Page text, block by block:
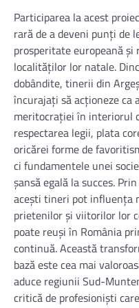
Participarea la acest
rară de a deveni punți de
prosperitate europeană
localităților lor natale.
dobândite, tinerii din
încurajați să acționeze ca
meritocrației în interiorul
respectarea legii, plata
oricărei forme de
ci fundamentele unei
șansă egală la succes.
acești tineri pot influența
prietenilor și viitorilor lor
poate reuși în România
continuă. Această
bază este cea mai
aduce regiunii Sud-
critică de profesioniști